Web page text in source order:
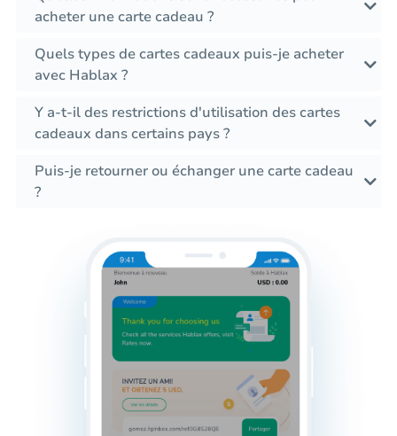
acheter une carte cadeau ?
Quels types de cartes cadeaux puis-je acheter
avec Hablax ?
Y a-t-il des restrictions d'utilisation des cartes
cadeaux dans certains pays ?
Puis-je retourner ou échanger une carte cadeau
?